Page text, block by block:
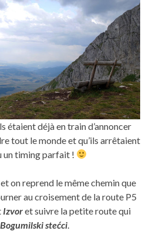
étaient déjà en train d’annoncer
tout le monde et qu’ils arrêtaient
un timing parfait !
on reprend le même chemin que
au croisement de la route P5
Izvoret suivre la petite route qui
Bogumilski stećci.